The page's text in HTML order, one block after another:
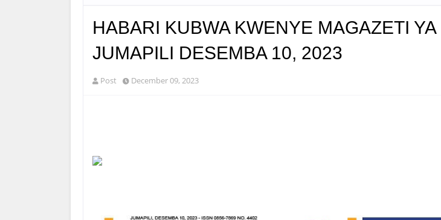
HABARI KUBWA KWENYE MAGAZETI YA
JUMAPILI DESEMBA 10, 2023
Post December 09, 2023